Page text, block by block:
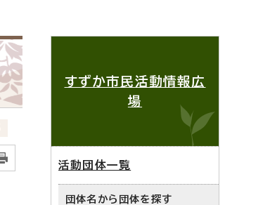
すずか市民活動情報広
場
活動団体一覧
団体名から団体を探す